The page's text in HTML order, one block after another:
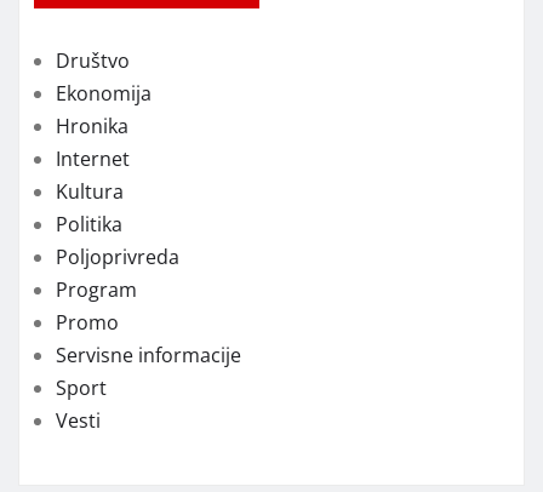
Društvo
Ekonomija
Hronika
Internet
Kultura
Politika
Poljoprivreda
Program
Promo
Servisne informacije
Sport
Vesti